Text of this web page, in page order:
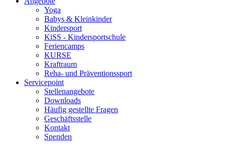
Yoga
Babys & Kleinkinder
Kindersport
KiSS - Kindersportschule
Feriencamps
KURSE
Kraftraum
Reha- und Präventionssport
Servicepoint
Stellenangebote
Downloads
Häufig gestellte Fragen
Geschäftsstelle
Kontakt
Spenden